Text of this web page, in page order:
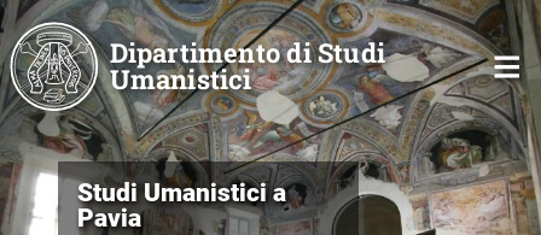
Salta al contenuto principale
Dipartimento di Studi
Umanistici
Studi Umanistici a
Pavia